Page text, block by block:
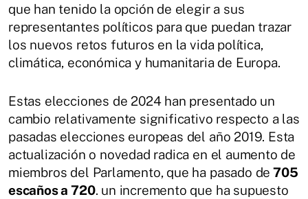
que han tenido la opción de elegir a sus
representantes políticos para que puedan trazar
los nuevos retos futuros en la vida política,
climática, económica y humanitaria de Europa.
Estas elecciones de 2024 han presentado un
cambio relativamente significativo respecto a las
pasadas elecciones europeas del año 2019. Esta
actualización o novedad radica en el aumento de
miembros del Parlamento, que ha pasado de 705
escaños a 720. un incremento que ha supuesto